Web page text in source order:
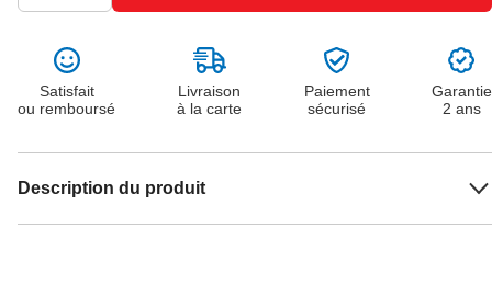
Satisfait
ou remboursé
Livraison
à la carte
Paiement
sécurisé
Garantie
2 ans
Description du produit